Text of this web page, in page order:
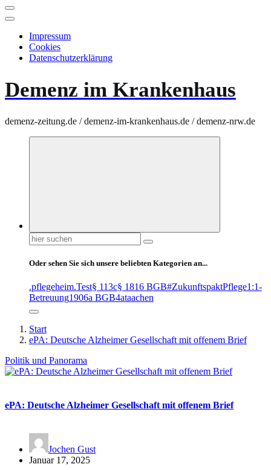
Impressum
Cookies
Datenschutzerklärung
Demenz im Krankenhaus
demenz-zeitung.de / demenz-im-krankenhaus.de / demenz-nrw.de
Suchen
nach:
Oder sehen Sie sich unsere beliebten Kategorien an...
.pflegeheim.Test§ 113c§ 1816 BGB#ZukunftspaktPflege1:1-
Betreuung1906a BGB4ataachen
Start
ePA: Deutsche Alzheimer Gesellschaft mit offenem Brief
Politik und Panorama
ePA: Deutsche Alzheimer Gesellschaft mit offenem Brief
Jochen Gust
Januar 17, 2025